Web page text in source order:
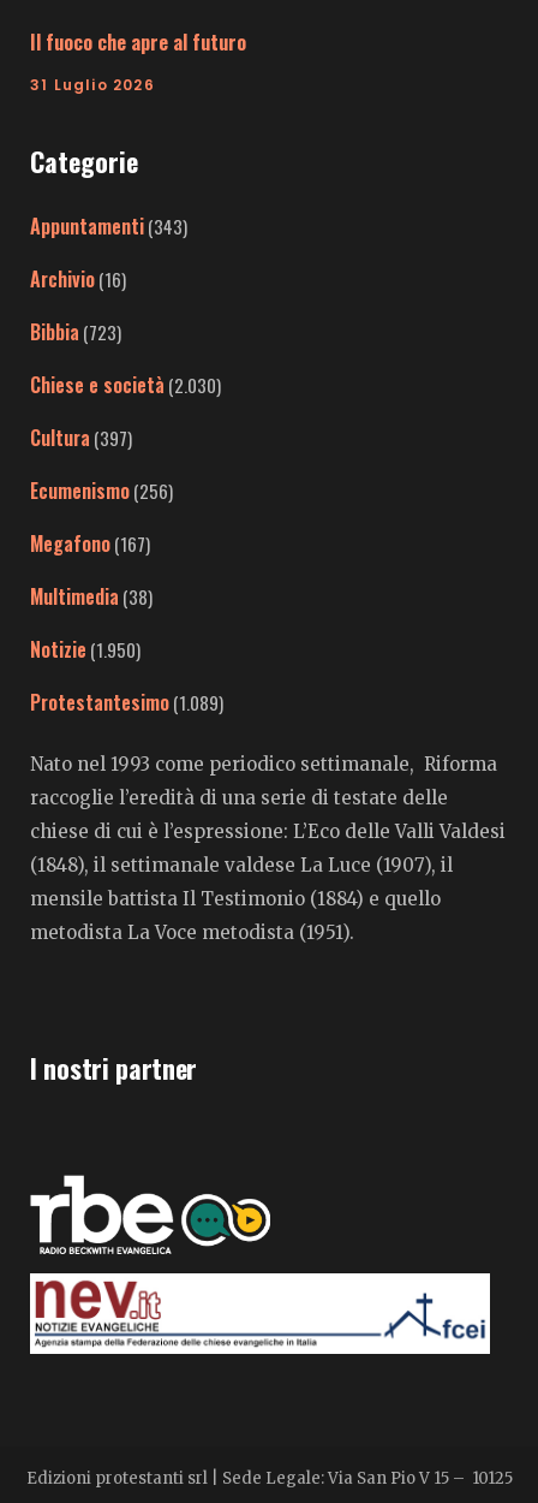
Il fuoco che apre al futuro
31 Luglio 2026
Categorie
Appuntamenti(343)
Archivio(16)
Bibbia (723)
Chiese e società (2.030)
Cultura (397)
Ecumenismo(256)
Megafono(167)
Multimedia (38)
Notizie (1.950)
Protestantesimo(1.089)
Nato nel 1993 come periodico settimanale, Riforma
raccoglie l’eredità di una serie di testate delle
chiese di cui è l’espressione: L’Eco delle Valli Valdesi
(1848), il settimanale valdese La Luce (1907), il
mensile battista Il Testimonio (1884) e quello
metodista La Voce metodista (1951).
I nostri partner
Edizioni protestanti srl | Sede Legale: Via San Pio V 15 – 10125